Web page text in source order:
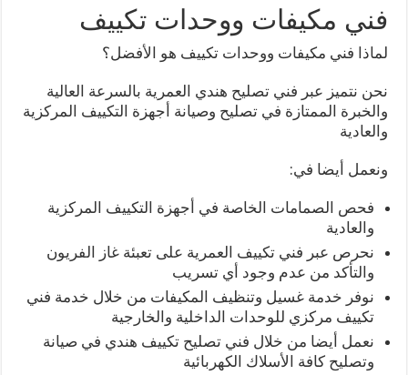
فني مكيفات ووحدات تكييف
لماذا فني مكيفات ووحدات تكييف هو الأفضل؟
نحن نتميز عبر فني تصليح هندي العمرية بالسرعة العالية
والخبرة الممتازة في تصليح وصيانة أجهزة التكييف المركزية
والعادية
ونعمل أيضا في:
فحص الصمامات الخاصة في أجهزة التكييف المركزية
والعادية
نحرص عبر فني تكييف العمرية على تعبئة غاز الفريون
والتأكد من عدم وجود أي تسريب
نوفر خدمة غسيل وتنظيف المكيفات من خلال خدمة فني
تكييف مركزي للوحدات الداخلية والخارجية
نعمل أيضا من خلال فني تصليح تكييف هندي في صيانة
وتصليح كافة الأسلاك الكهربائية